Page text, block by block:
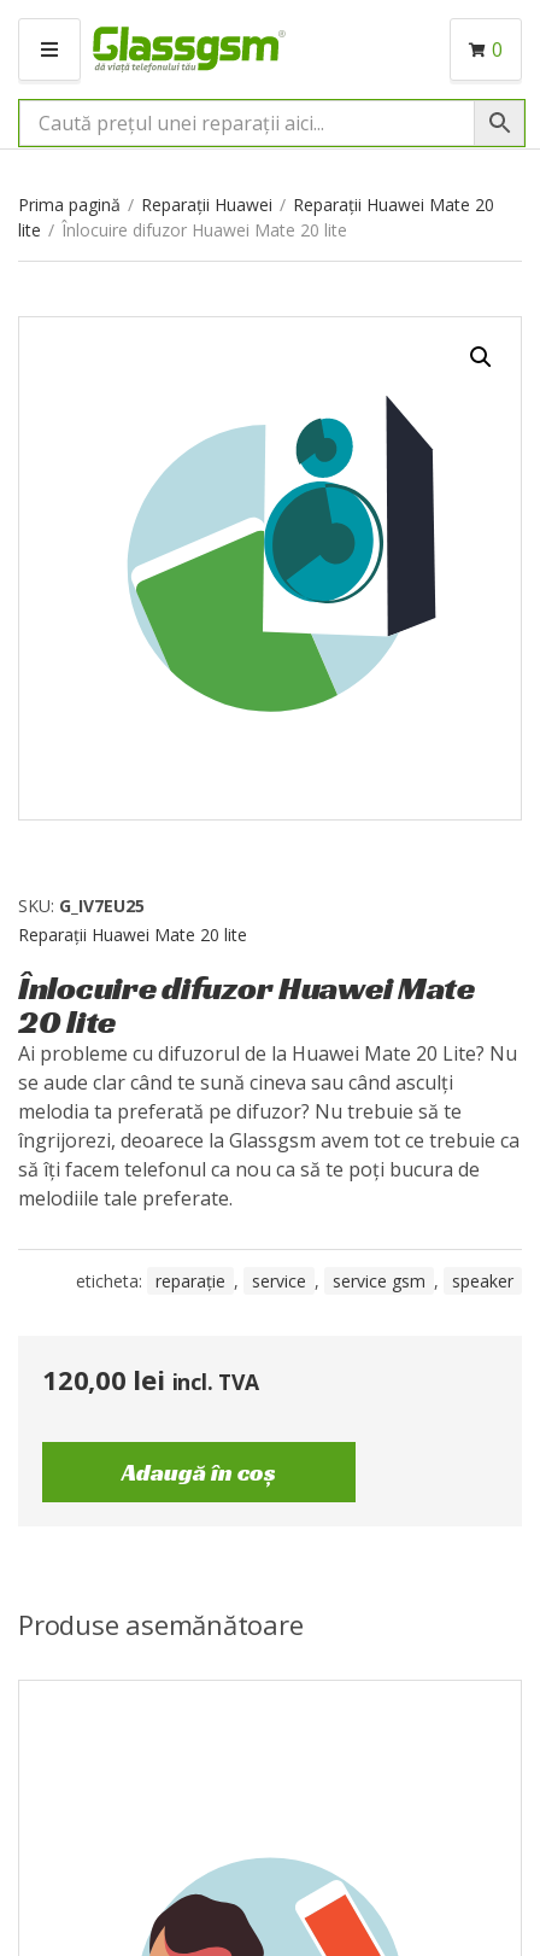
M
N
I
0
Prima pagină / Reparații Huawei / Reparații Huawei Mate 20
lite / Înlocuire difuzor Huawei Mate 20 lite
SKU: G_IV7EU25
Reparații Huawei Mate 20 lite
Înlocuire difuzor Huawei Mate
20 lite
Ai probleme cu difuzorul de la Huawei Mate 20 Lite? Nu
se aude clar când te sună cineva sau când asculți
melodia ta preferată pe difuzor? Nu trebuie să te
îngrijorezi, deoarece la Glassgsm avem tot ce trebuie ca
să îți facem telefonul ca nou ca să te poți bucura de
melodiile tale preferate.
eticheta: reparație , service , service gsm , speaker
120,00 lei incl. TVA
Adaugă în coș
Produse asemănătoare